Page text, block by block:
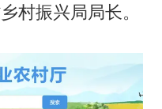
村振兴局局长。